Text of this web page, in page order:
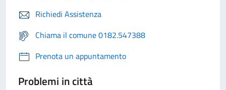
Richiedi Assistenza
Chiama il comune 0182.547388
Prenota un appuntamento
Problemi in città